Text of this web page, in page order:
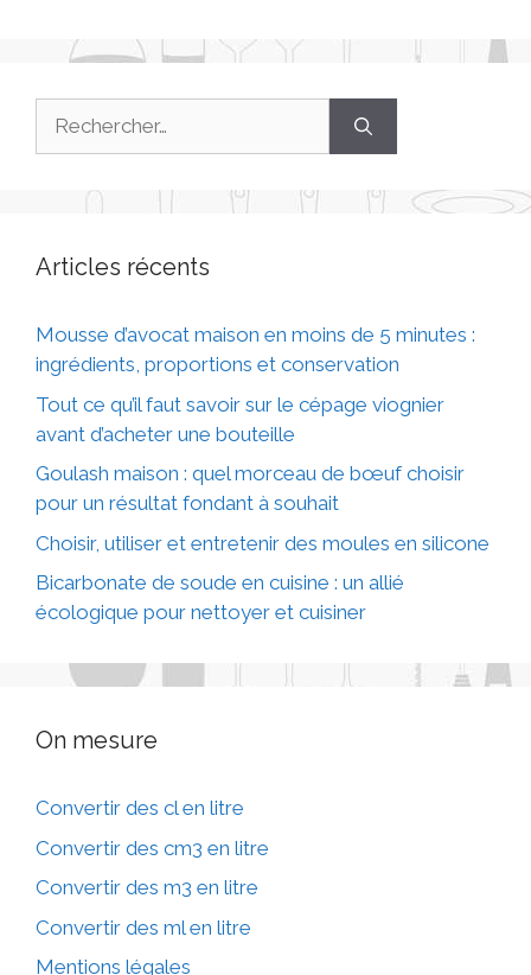
Articles récents
Mousse d’avocat maison en moins de 5 minutes :
ingrédients, proportions et conservation
Tout ce qu’il faut savoir sur le cépage viognier
avant d’acheter une bouteille
Goulash maison : quel morceau de bœuf choisir
pour un résultat fondant à souhait
Choisir, utiliser et entretenir des moules en silicone
Bicarbonate de soude en cuisine : un allié
écologique pour nettoyer et cuisiner
On mesure
Convertir des cl en litre
Convertir des cm3 en litre
Convertir des m3 en litre
Convertir des ml en litre
Mentions légales